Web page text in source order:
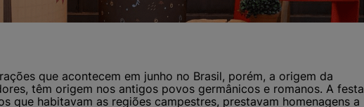
que acontecem em junho no Brasil, porém, a origem da
têm origem nos antigos povos germânicos e romanos. A festa
que habitavam as regiões campestres, prestavam homenagens a